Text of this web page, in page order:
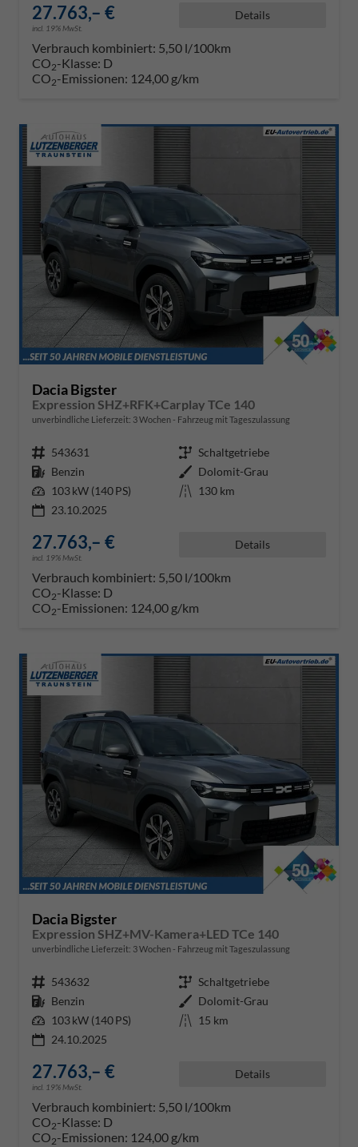
27.763,– €
incl. 19% MwSt.
Details
Verbrauch kombiniert: 5,50 l/100km
CO2-Klasse: D
CO2-Emissionen: 124,00 g/km
Dacia Bigster
Expression SHZ+RFK+Carplay TCe 140
unverbindliche Lieferzeit: 3 Wochen Fahrzeug mit Tageszulassung
Fahrzeugnr. 543631 Getriebe Schaltgetriebe
Kraftstoff Benzin Außenfarbe Dolomit-Grau
Leistung 103 kW (140 PS) Kilometerstand 130 km
23.10.2025
27.763,– €
incl. 19% MwSt.
Details
Verbrauch kombiniert: 5,50 l/100km
CO2-Klasse: D
CO2-Emissionen: 124,00 g/km
Dacia Bigster
Expression SHZ+MV-Kamera+LED TCe 140
unverbindliche Lieferzeit: 3 Wochen Fahrzeug mit Tageszulassung
Fahrzeugnr. 543632 Getriebe Schaltgetriebe
Kraftstoff Benzin Außenfarbe Dolomit-Grau
Leistung 103 kW (140 PS) Kilometerstand 15 km
24.10.2025
27.763,– €
incl. 19% MwSt.
Details
Verbrauch kombiniert: 5,50 l/100km
CO2-Klasse: D
CO2-Emissionen: 124,00 g/km